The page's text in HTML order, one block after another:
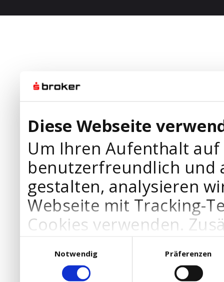
Diese Webseite
Um Ihren Aufenthalt
benutzerfreundlich und
gestalten, analysieren
Webseite mit Tracking-
Cookies verwenden.
Werbepartner
Ihre Bedürfnisse
Notwendig
Präferenzen